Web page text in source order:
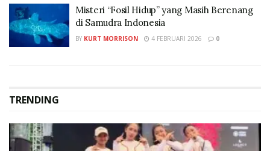
Misteri “Fosil Hidup” yang Masih Berenang
di Samudra Indonesia
BY KURT MORRISON 4 FEBRUARI 2026 0
TRENDING